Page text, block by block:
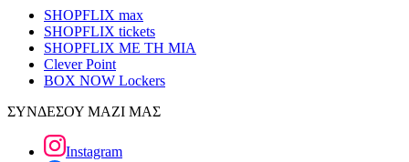
SHOPFLIX max
SHOPFLIX tickets
SHOPFLIX ΜΕ ΤΗ ΜΙΑ
Clever Point
BOX NOW Lockers
ΣΥΝΔΕΣΟΥ ΜΑΖΙ ΜΑΣ
Instagram